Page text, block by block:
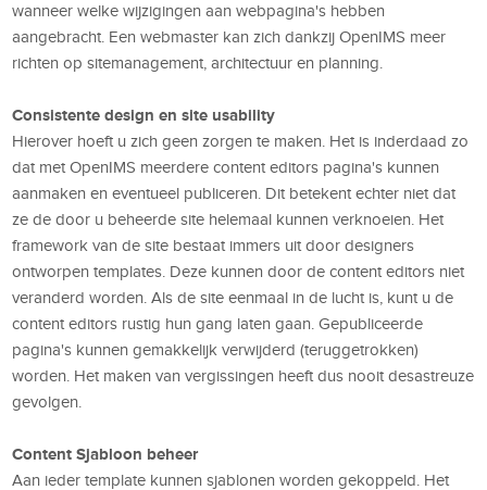
wanneer welke wijzigingen aan webpagina's hebben
aangebracht. Een webmaster kan zich dankzij OpenIMS meer
richten op sitemanagement, architectuur en planning.
Consistente design en site usability
Hierover hoeft u zich geen zorgen te maken. Het is inderdaad zo
dat met OpenIMS meerdere content editors pagina's kunnen
aanmaken en eventueel publiceren. Dit betekent echter niet dat
ze de door u beheerde site helemaal kunnen verknoeien. Het
framework van de site bestaat immers uit door designers
ontworpen templates. Deze kunnen door de content editors niet
veranderd worden. Als de site eenmaal in de lucht is, kunt u de
content editors rustig hun gang laten gaan. Gepubliceerde
pagina's kunnen gemakkelijk verwijderd (teruggetrokken)
worden. Het maken van vergissingen heeft dus nooit desastreuze
gevolgen.
Content Sjabloon beheer
Aan ieder template kunnen sjablonen worden gekoppeld. Het